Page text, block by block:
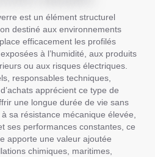
est un élément structurel
destiné aux environnements
efficacement les profilés
à l’humidité, aux produits
ou aux risques électriques.
responsables techniques,
apprécient ce type de
une longue durée de vie sans
sa résistance mécanique élevée,
ses performances constantes, ce
apporte une valeur ajoutée
chimiques, maritimes,